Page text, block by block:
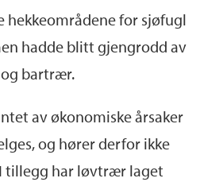
hekkeområdene for sjøfugl
hadde blitt gjengrodd av
bartrær.
av økonomiske årsaker
og hører derfor ikke
tillegg har løvtrær laget